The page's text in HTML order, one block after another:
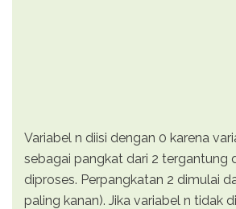
Variabel n diisi dengan 0 karena
sebagai pangkat dari 2 tergantung
diproses. Perpangkatan 2 dimulai
paling kanan). Jika variabel n tidak